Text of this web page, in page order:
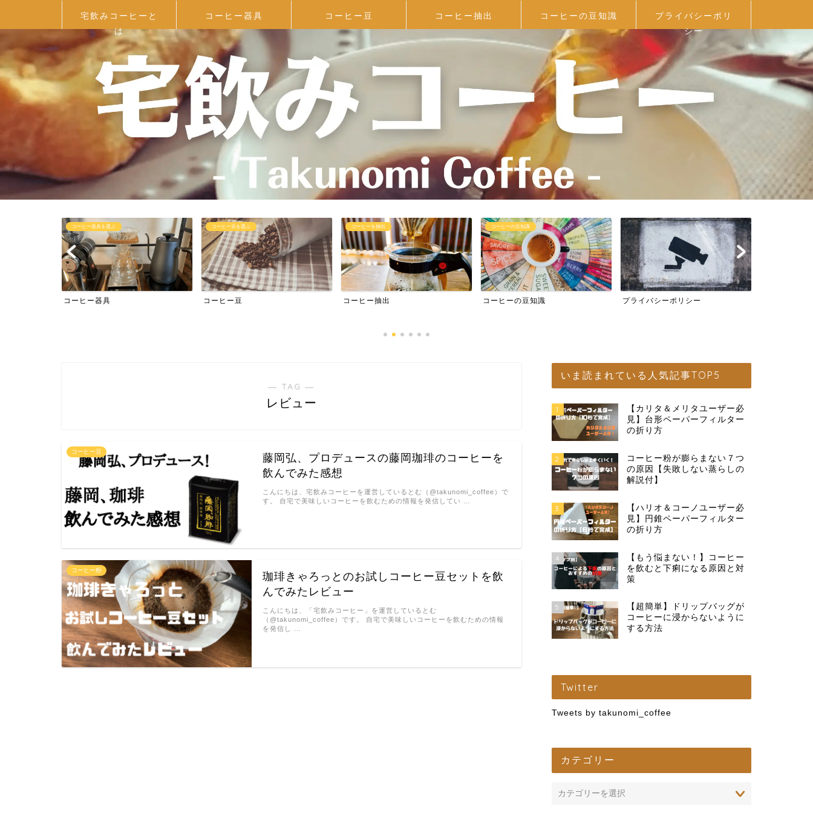
宅飲みコーヒーと
は
コーヒー器具 コーヒー豆 コーヒー抽出 コーヒーの豆知識
プライバシーポリ
シー
コーヒー器具を選ぶ
コーヒー器具
コーヒー豆を選ぶ
コーヒー豆
コーヒーを抽出
コーヒー抽出
コーヒーの豆知識
コーヒーの豆知識 プライバシーポリシー
― TAG ―
レビュー
コーヒー豆
藤岡弘、プロデュースの藤岡珈琲のコーヒーを
飲んでみた感想
こんにちは、宅飲みコーヒーを運営しているとむ（@takunomi_coffee）で
す。 自宅で美味しいコーヒーを飲むための情報を発信してい …
コーヒー粉
珈琲きゃろっとのお試しコーヒー豆セットを飲
んでみたレビュー
こんにちは、「宅飲みコーヒー」を運営しているとむ
（@takunomi_coffee）です。 自宅で美味しいコーヒーを飲むための情報
を発信し …
いま読まれている人気記事TOP5
1
【カリタ＆メリタユーザー必
見】台形ペーパーフィルター
の折り方
2
コーヒー粉が膨らまない７つ
の原因【失敗しない蒸らしの
解説付】
3
【ハリオ＆コーノユーザー必
見】円錐ペーパーフィルター
の折り方
4
【もう悩まない！】コーヒー
を飲むと下痢になる原因と対
策
5
【超簡単】ドリップバッグが
コーヒーに浸からないように
する方法
Twitter
Tweets by takunomi_coffee
カテゴリー